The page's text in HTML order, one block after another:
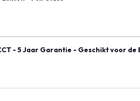
- 5 Jaar Garantie - Geschikt voor de